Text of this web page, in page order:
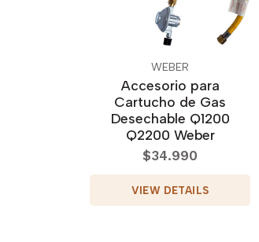
WEBER
Accesorio para
Cartucho de Gas
Desechable Q1200
Q2200 Weber
$34.990
VIEW DETAILS